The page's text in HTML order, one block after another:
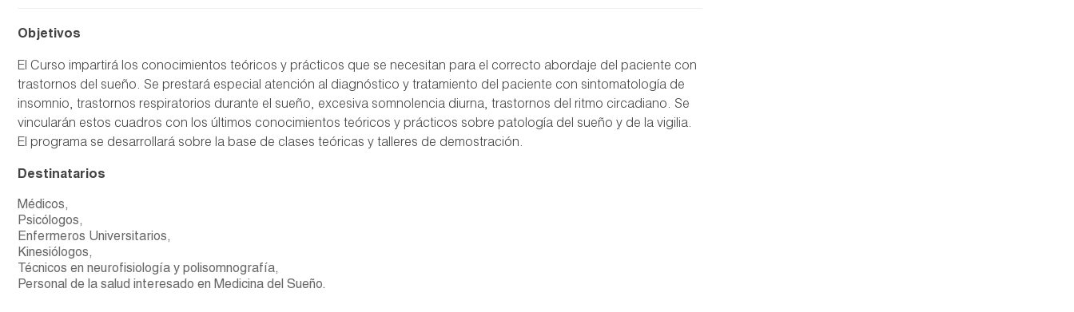
Objetivos
El Curso impartirá los conocimientos teóricos y prácticos que se necesitan para el correcto abordaje del paciente con
trastornos del sueño. Se prestará especial atención al diagnóstico y tratamiento del paciente con sintomatología de
insomnio, trastornos respiratorios durante el sueño, excesiva somnolencia diurna, trastornos del ritmo circadiano. Se
vincularán estos cuadros con los últimos conocimientos teóricos y prácticos sobre patología del sueño y de la vigilia.
El programa se desarrollará sobre la base de clases teóricas y talleres de demostración.
Destinatarios
Médicos,
Psicólogos,
Enfermeros Universitarios,
Kinesiólogos,
Técnicos en neurofisiología y polisomnografía,
Personal de la salud interesado en Medicina del Sueño.